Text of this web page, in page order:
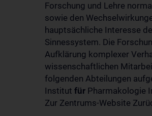
Forschung und Lehre
sowie den
hauptsächliche Interesse
Sinnessystem. Die
Aufklärung komplexer
wissenschaftlichen
folgenden Abteilungen
Institut für Pharmakologie
Zur Zentrums-Website